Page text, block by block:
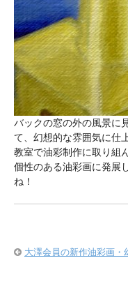
バックの窓の外の風景に
て、幻想的な雰囲気に仕
教室で油彩制作に取り組
個性のある油彩画に発展
ね！
大澤会員の新作油彩画・